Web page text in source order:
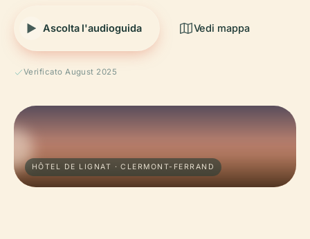
Ascolta l'audioguida Vedi mappa
Verificato August 2025
HÔTEL DE LIGNAT · CLERMONT-FERRAND